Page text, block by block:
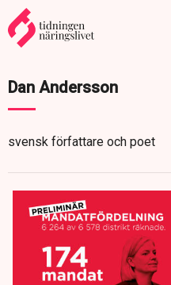
Dan Andersson
svensk författare och poet